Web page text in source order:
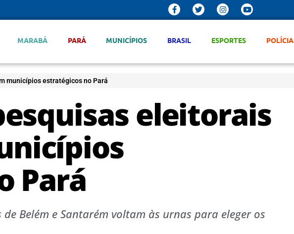
MARABÁ PARÁ MUNICÍPIOS BRASIL ESPORTES POLÍCIA
municípios estratégicos no Pará
eleitorais
Pará
Belém e Santarém voltam às urnas para eleger os